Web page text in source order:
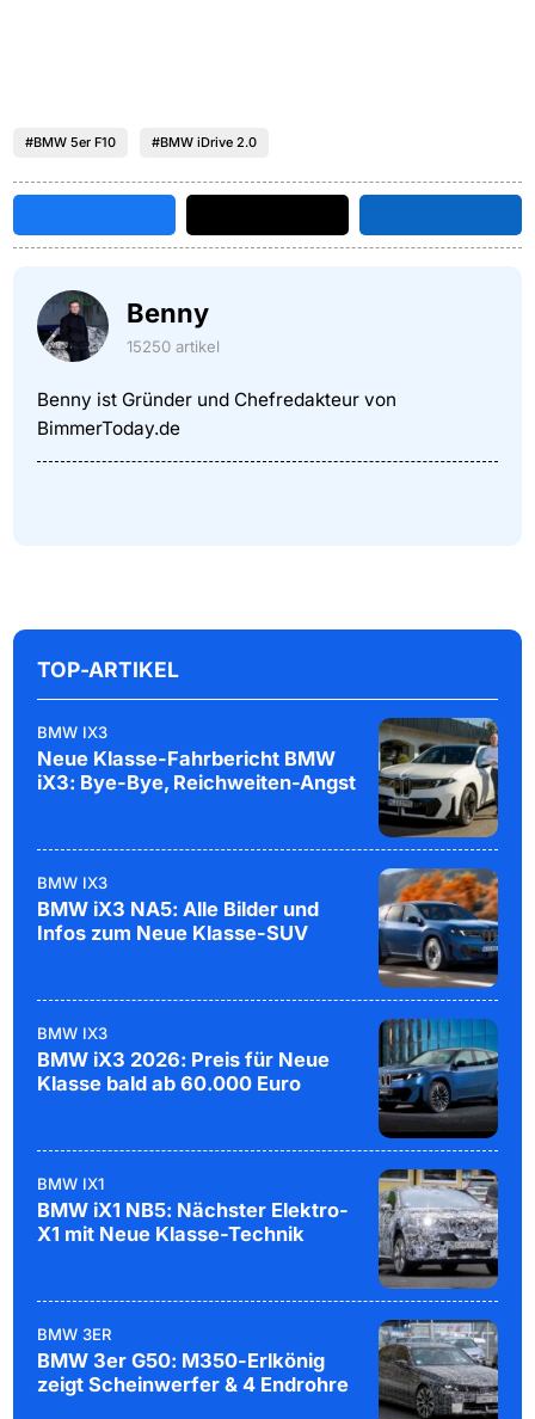
#BMW 5er F10 #BMW iDrive 2.0
Benny
15250 artikel
Benny ist Gründer und Chefredakteur von
BimmerToday.de
TOP-ARTIKEL
BMW IX3
Neue Klasse-Fahrbericht BMW
iX3: Bye-Bye, Reichweiten-Angst
BMW IX3
BMW iX3 NA5: Alle Bilder und
Infos zum Neue Klasse-SUV
BMW IX3
BMW iX3 2026: Preis für Neue
Klasse bald ab 60.000 Euro
BMW IX1
BMW iX1 NB5: Nächster Elektro-
X1 mit Neue Klasse-Technik
BMW 3ER
BMW 3er G50: M350-Erlkönig
zeigt Scheinwerfer & 4 Endrohre